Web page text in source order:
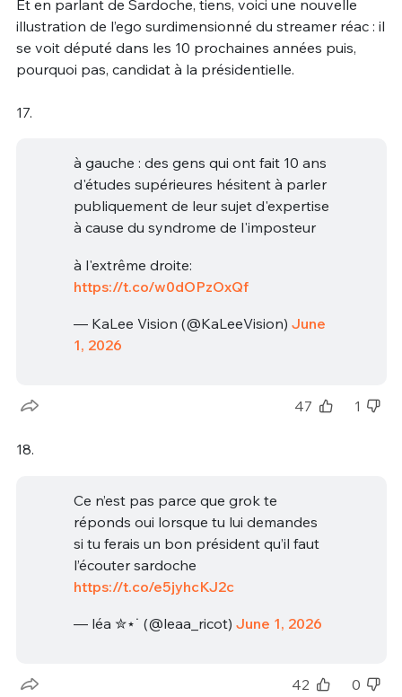
Et en parlant de Sardoche, tiens, voici une nouvelle
illustration de l’ego surdimensionné du streamer réac : il
se voit député dans les 10 prochaines années puis,
pourquoi pas, candidat à la présidentielle.
17.
à gauche : des gens qui ont fait 10 ans
d'études supérieures hésitent à parler
publiquement de leur sujet d'expertise
à cause du syndrome de l'imposteur
à l'extrême droite:
https://t.co/w0dOPzOxQf
— KaLee Vision (@KaLeeVision) June
1, 2026
47 1
18.
Ce n’est pas parce que grok te
réponds oui lorsque tu lui demandes
si tu ferais un bon président qu’il faut
l’écouter sardoche
https://t.co/e5jyhcKJ2c
— léa ✮⋆˙ (@leaa_ricot) June 1, 2026
42 0